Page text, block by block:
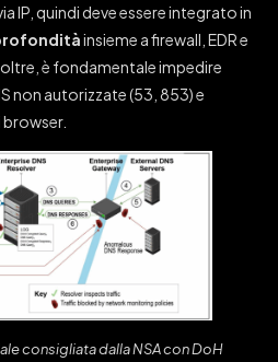
quindi deve essere integrato in
insieme a firewall, EDR e
è fondamentale impedire
non autorizzate (53, 853) e
browser.
consigliata dalla NSA con DoH